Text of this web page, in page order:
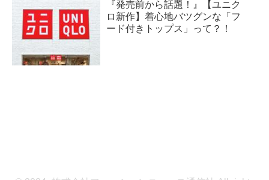
『発売前から話題！』【ユニク
ロ新作】着心地バツグンな「フ
ード付きトップス」って？！